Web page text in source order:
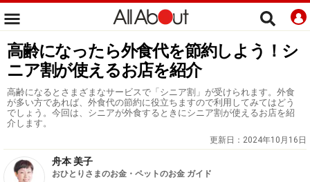
高齢になったら外食代を節約しよう！シ
ニア割が使えるお店を紹介
高齢になるとさまざまなサービスで「シニア割」が受けられます。外食
が多い方であれば、外食代の節約に役立ちますので利用してみてはどう
でしょう。今回は、シニアが外食するときにシニア割が使えるお店を紹
介します。
更新日： 2024年10月16日
舟本 美子
おひとりさまのお金・ペットのお金 ガイド